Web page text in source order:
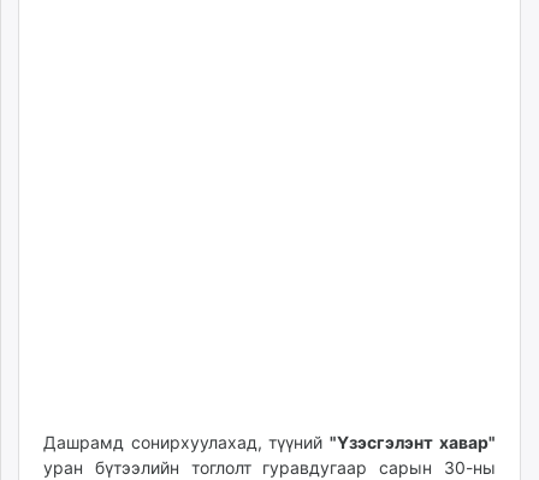
Дашрамд сонирхуулахад, түүний "Үзэсгэлэнт хавар"
уран бүтээлийн тоглолт гуравдугаар сарын 30-ны